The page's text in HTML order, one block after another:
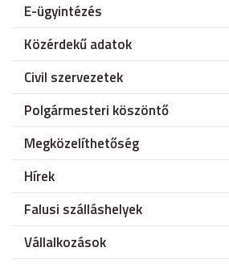
E-ügyintézés
Közérdekű adatok
Civil szervezetek
Polgármesteri köszöntő
Megközelíthetőség
Hírek
Falusi szálláshelyek
Vállalkozások